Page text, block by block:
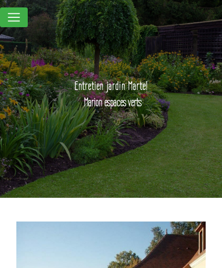
Entretien jardin Martel
Marion espaces verts
Panneau de gestion des cookies